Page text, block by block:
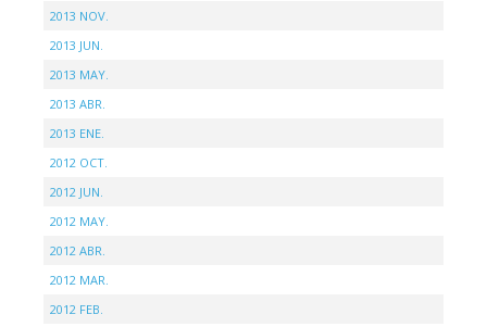
2013 NOV.
2013 JUN.
2013 MAY.
2013 ABR.
2013 ENE.
2012 OCT.
2012 JUN.
2012 MAY.
2012 ABR.
2012 MAR.
2012 FEB.